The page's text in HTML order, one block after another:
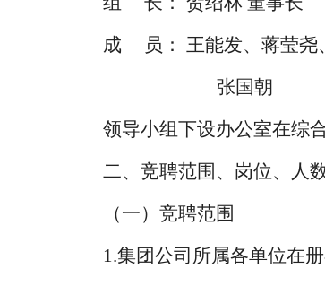
成 员： 王能发、蒋莹尧
张国朝
领导小组下设办公室在综
二、竞聘范围、岗位、人
（一）竞聘范围
1.集团公司所属各单位在册